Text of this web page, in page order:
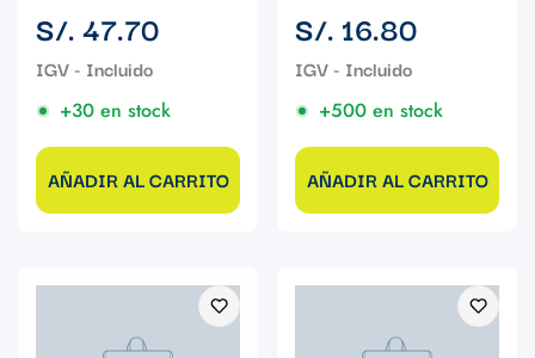
Precio
regular
S/. 47.70
+30 en stock
AÑADIR AL CARRITO
Precio
regular
S/. 16.80
+500 en stock
AÑADIR AL CARRITO